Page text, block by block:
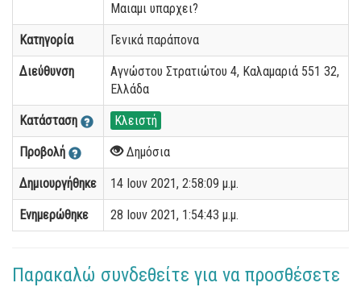
Μαιαμι υπαρχει?
Κατηγορία Γενικά παράπονα
Διεύθυνση
Αγνώστου Στρατιώτου 4, Καλαμαριά 551 32,
Ελλάδα
Κατάσταση Κλειστή
Προβολή Δημόσια
Δημιουργήθηκε 14 Ιουν 2021, 2:58:09 μ.μ.
Ενημερώθηκε 28 Ιουν 2021, 1:54:43 μ.μ.
Παρακαλώ συνδεθείτε για να προσθέσετε